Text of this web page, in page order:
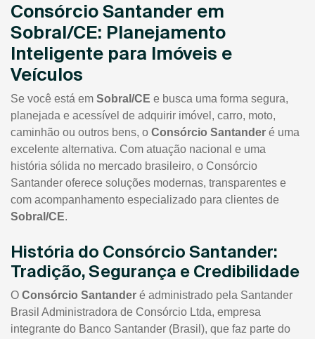
Consórcio Santander em
Sobral/CE: Planejamento
Inteligente para Imóveis e
Veículos
Se você está em Sobral/CE e busca uma forma segura,
planejada e acessível de adquirir imóvel, carro, moto,
caminhão ou outros bens, o Consórcio Santander é uma
excelente alternativa. Com atuação nacional e uma
história sólida no mercado brasileiro, o Consórcio
Santander oferece soluções modernas, transparentes e
com acompanhamento especializado para clientes de
Sobral/CE.
História do Consórcio Santander:
Tradição, Segurança e Credibilidade
O Consórcio Santander é administrado pela Santander
Brasil Administradora de Consórcio Ltda, empresa
integrante do Banco Santander (Brasil), que faz parte do